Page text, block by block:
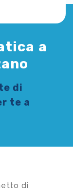
a
di
te a
di